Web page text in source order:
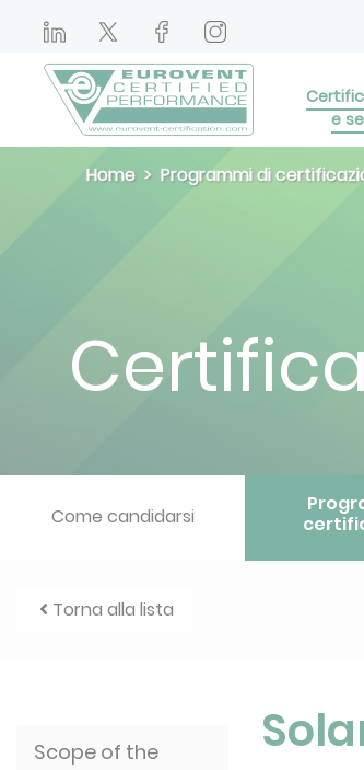
e
Home Programmi di
Come candidarsi
Torna alla lista
Scope of the